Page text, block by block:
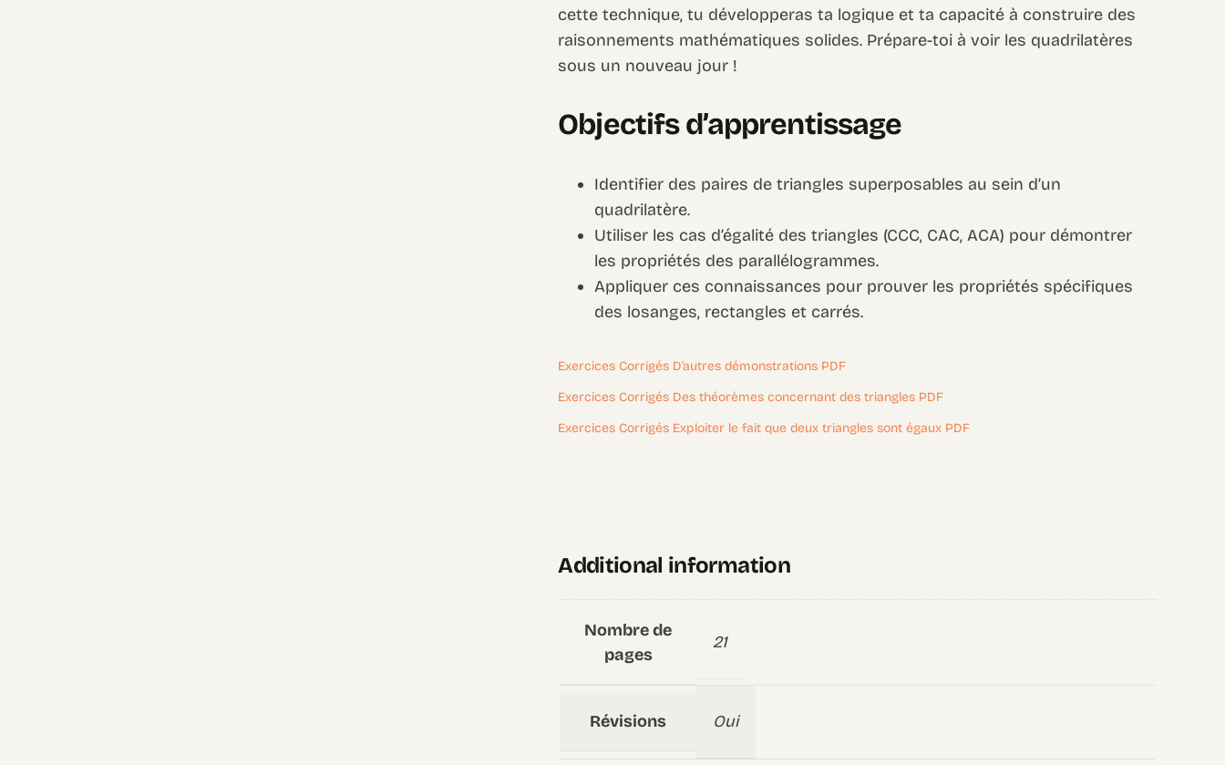
cette technique, tu développeras ta logique et ta capacité à construire des
raisonnements mathématiques solides. Prépare-toi à voir les quadrilatères
sous un nouveau jour !
Objectifs d’apprentissage
Identifier des paires de triangles superposables au sein d’un
quadrilatère.
Utiliser les cas d’égalité des triangles (CCC, CAC, ACA) pour démontrer
les propriétés des parallélogrammes.
Appliquer ces connaissances pour prouver les propriétés spécifiques
des losanges, rectangles et carrés.
Exercices Corrigés D’autres démonstrations PDF
Exercices Corrigés Des théorèmes concernant des triangles PDF
Exercices Corrigés Exploiter le fait que deux triangles sont égaux PDF
Additional information
Nombre de
pages
21
Révisions Oui